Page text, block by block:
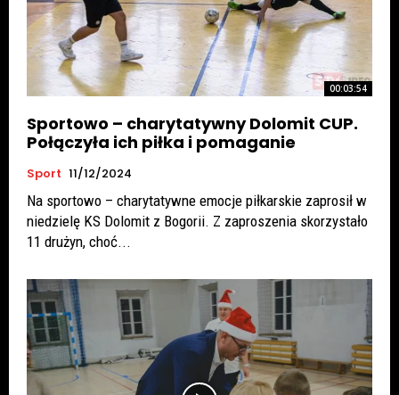
00:03:54
Sportowo – charytatywny Dolomit CUP.
Połączyła ich piłka i pomaganie
Sport 11/12/2024
Na sportowo – charytatywne emocje piłkarskie zaprosił w
niedzielę KS Dolomit z Bogorii. Z zaproszenia skorzystało
11 drużyn, choć...